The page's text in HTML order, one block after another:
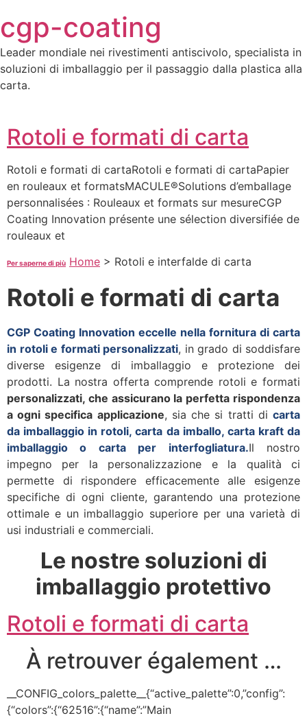
to
content
cgp-coating
Leader mondiale nei rivestimenti antiscivolo, specialista in
soluzioni di imballaggio per il passaggio dalla plastica alla
carta.
Rotoli e formati di carta
Rotoli e formati di cartaRotoli e formati di cartaPapier
en rouleaux et formatsMACULE®Solutions d’emballage
personnalisées : Rouleaux et formats sur mesureCGP
Coating Innovation présente une sélection diversifiée de
rouleaux et
Per saperne di più Home > Rotoli e interfalde di carta
Rotoli e formati di carta
CGP Coating Innovation eccelle nella fornitura di carta
in rotoli e formati personalizzati, in grado di soddisfare
diverse esigenze di imballaggio e protezione dei
prodotti. La nostra offerta comprende rotoli e formati
personalizzati, che assicurano la perfetta rispondenza
a ogni specifica applicazione, sia che si tratti dicarta
da imballaggio in rotoli, carta da imballo, carta kraft da
imballaggio o carta per interfogliatura.Il nostro
impegno per la personalizzazione e la qualità ci
permette di rispondere efficacemente alle esigenze
specifiche di ogni cliente, garantendo una protezione
ottimale e un imballaggio superiore per una varietà di
usi industriali e commerciali.
Le nostre soluzioni di
imballaggio protettivo
Rotoli e formati di carta
À retrouver également …
__CONFIG_colors_palette__{“active_palette”:0,”config”:
{“colors”:{“62516”:{“name”:”Main